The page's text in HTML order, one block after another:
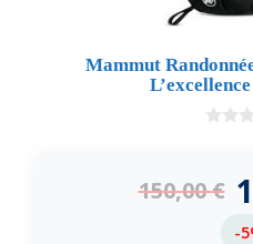
Mammut
5
150,00€
-